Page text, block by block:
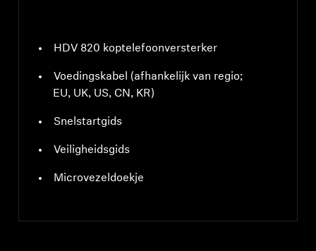
HDV 820 koptelefoonversterker
Voedingskabel (afhankelijk van regio;
EU, UK, US, CN, KR)
Snelstartgids
Veiligheidsgids
Microvezeldoekje